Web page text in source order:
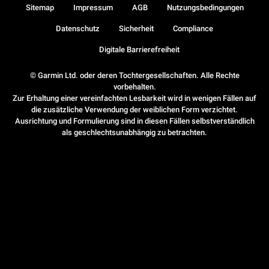
© Garmin Ltd. oder deren Tochtergesellschaften. Alle Rechte
vorbehalten.
Zur Erhaltung einer vereinfachten Lesbarkeit wird in wenigen Fällen auf
die zusätzliche Verwendung der weiblichen Form verzichtet.
Ausrichtung und Formulierung sind in diesen Fällen selbstverständlich
als geschlechtsunabhängig zu betrachten.
Sitemap Impressum AGB Nutzungsbedingungen
Datenschutz Sicherheit Compliance
Digitale Barrierefreiheit